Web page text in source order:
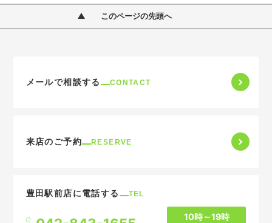
このページの先頭へ
メールで相談する CONTACT
来店のご予約 RESERVE
豊田駅前店に電話する TEL
10時～19時